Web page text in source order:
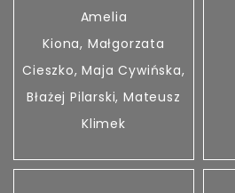
Amelia
Kiona, Małgorzata
Cieszko, Maja Cywińska,
Błażej Pilarski, Mateusz
Klimek